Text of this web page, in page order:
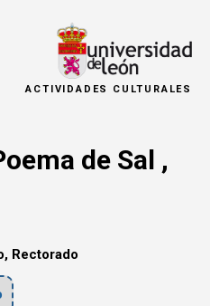
ACTIVIDADES CULTURALES
de Sal ,
Rectorado